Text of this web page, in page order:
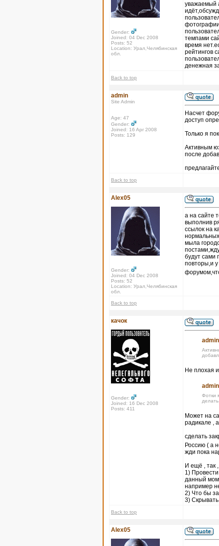
Gender:
Joined: 04 Dec 2008
Posts: 52
Location: Урал,Челябинская
обл.
уважаемый
темпами
время
рейтингов
денежная
Back to top
admin
Site Admin
Age: 47
Gender:
Joined: 16 Apr 2008
Posts: 129
Насчет
доступ
Только я
Активным
после
Back to top
Alex05
Gender:
Joined: 04 Dec 2008
Posts: 52
Location: Урал,Челябинская
обл.
а на сайте
выполнив
ссылок на
мыла
будут сами
повторы,и
Back to top
качок
Gender:
Joined: 16 Dec 2008
Posts: 411
Не плохая
Фотки
Может на
радикале ,
сделать
Россию ( а
жди пока
И ещё , так
1)
данный
например
2) Что бы
3)
Back to top
Alex05